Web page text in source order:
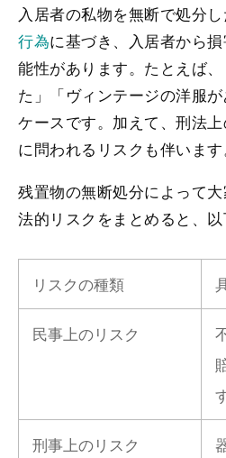
入居者の私物を無断で処分
行為に基づき、入居者から
能性があります。たとえば
た」「ヴィンテージの洋服
ケースです。加えて、刑法
に問われるリスクも伴います
残置物の無断処分によって
法的リスクをまとめると、以
リスクの種類
民事上のリスク
刑事上のリスク